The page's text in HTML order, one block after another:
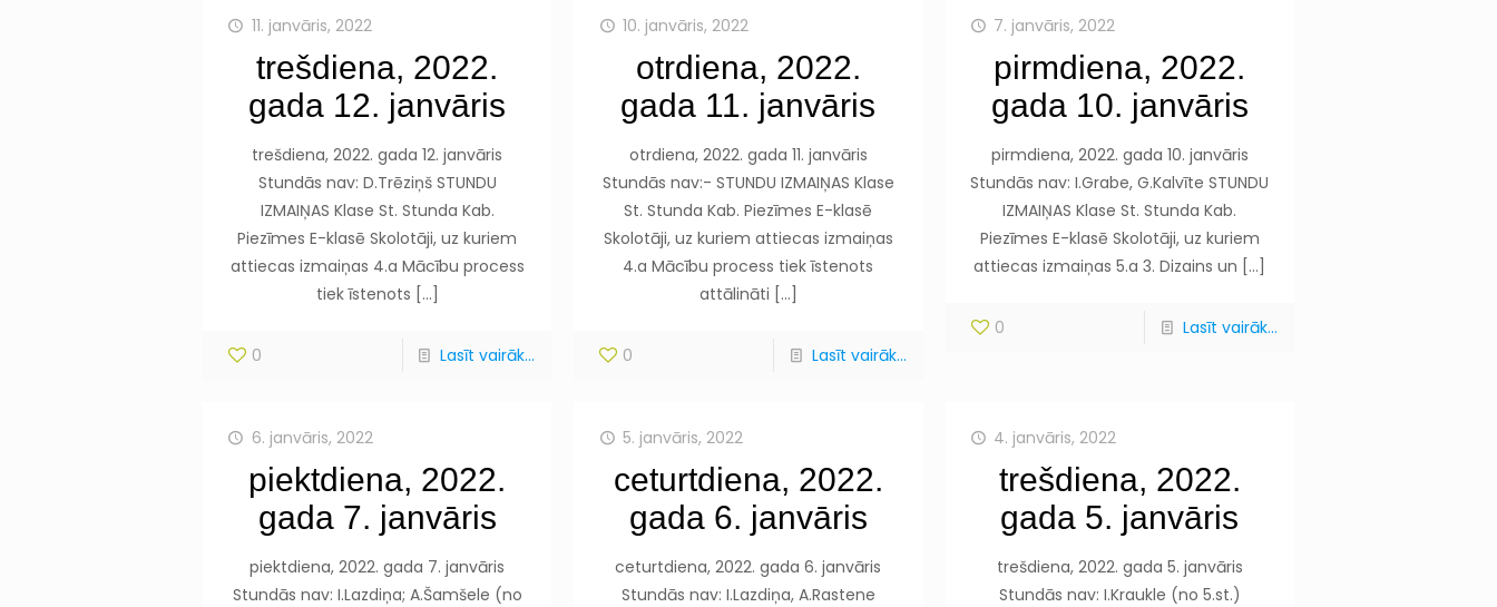
11. janvāris, 2022
trešdiena, 2022.
gada 12. janvāris
trešdiena, 2022. gada 12. janvāris
Stundās nav: D.Trēziņš STUNDU
IZMAIŅAS Klase St. Stunda Kab.
Piezīmes E-klasē Skolotāji, uz kuriem
attiecas izmaiņas 4.a Mācību process
tiek īstenots […]
0 Lasīt vairāk...
10. janvāris, 2022
otrdiena, 2022.
gada 11. janvāris
otrdiena, 2022. gada 11. janvāris
Stundās nav:- STUNDU IZMAIŅAS Klase
St. Stunda Kab. Piezīmes E-klasē
Skolotāji, uz kuriem attiecas izmaiņas
4.a Mācību process tiek īstenots
attālināti […]
0 Lasīt vairāk...
7. janvāris, 2022
pirmdiena, 2022.
gada 10. janvāris
pirmdiena, 2022. gada 10. janvāris
Stundās nav: I.Grabe, G.Kalvīte STUNDU
IZMAIŅAS Klase St. Stunda Kab.
Piezīmes E-klasē Skolotāji, uz kuriem
attiecas izmaiņas 5.a 3. Dizains un […]
0 Lasīt vairāk...
6. janvāris, 2022
piektdiena, 2022.
gada 7. janvāris
piektdiena, 2022. gada 7. janvāris
Stundās nav: I.Lazdiņa; A.Šamšele (no
5. janvāris, 2022
ceturtdiena, 2022.
gada 6. janvāris
ceturtdiena, 2022. gada 6. janvāris
Stundās nav: I.Lazdiņa, A.Rastene
4. janvāris, 2022
trešdiena, 2022.
gada 5. janvāris
trešdiena, 2022. gada 5. janvāris
Stundās nav: I.Kraukle (no 5.st.)